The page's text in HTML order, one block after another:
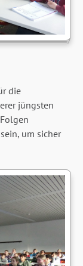
die
jüngsten
um sicher